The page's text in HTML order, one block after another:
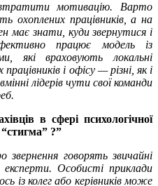
мотивацію. Варто
охоплених працівників, а на
має знати, куди звернутися і
працює модель із
які враховують локальні
і офісу — різні, як і
лідерів чути свої команди
в сфері психологічної
?”
говорять звичайні
Особисті приклади
із колег або керівників може